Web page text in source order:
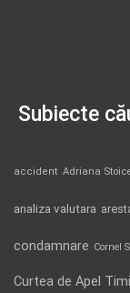
Subiecte
accident Adriana
analiza valutara
condamnare Cornel
Curtea de Apel